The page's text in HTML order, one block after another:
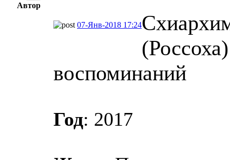
Автор
07-Янв-2018 17:24
воспоминаний
Год: 2017